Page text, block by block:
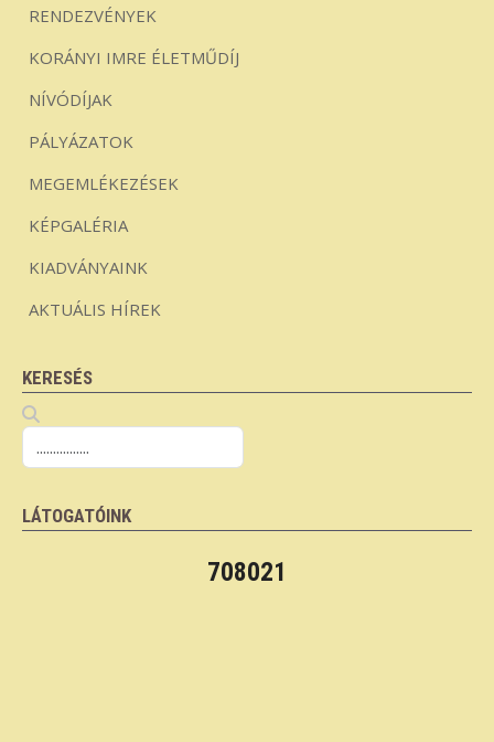
RENDEZVÉNYEK
KORÁNYI IMRE ÉLETMŰDÍJ
NÍVÓDÍJAK
PÁLYÁZATOK
MEGEMLÉKEZÉSEK
KÉPGALÉRIA
KIADVÁNYAINK
AKTUÁLIS HÍREK
KERESÉS
LÁTOGATÓINK
708021